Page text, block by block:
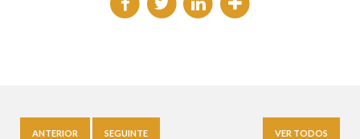
ANTERIOR SEGUINTE VER TODOS